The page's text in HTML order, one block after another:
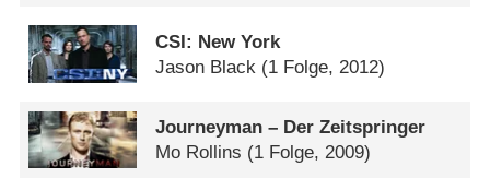
CSI: New York
Jason Black (1 Folge, 2012)
Journeyman – Der Zeitspringer
Mo Rollins (1 Folge, 2009)